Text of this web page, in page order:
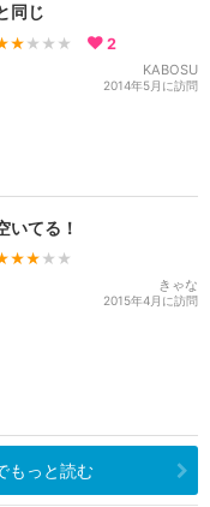
同じ
★★★ 2
KABOSU
2014年5月に訪問
いてる！
★★
きゃな
2015年4月に訪問
もっと読む